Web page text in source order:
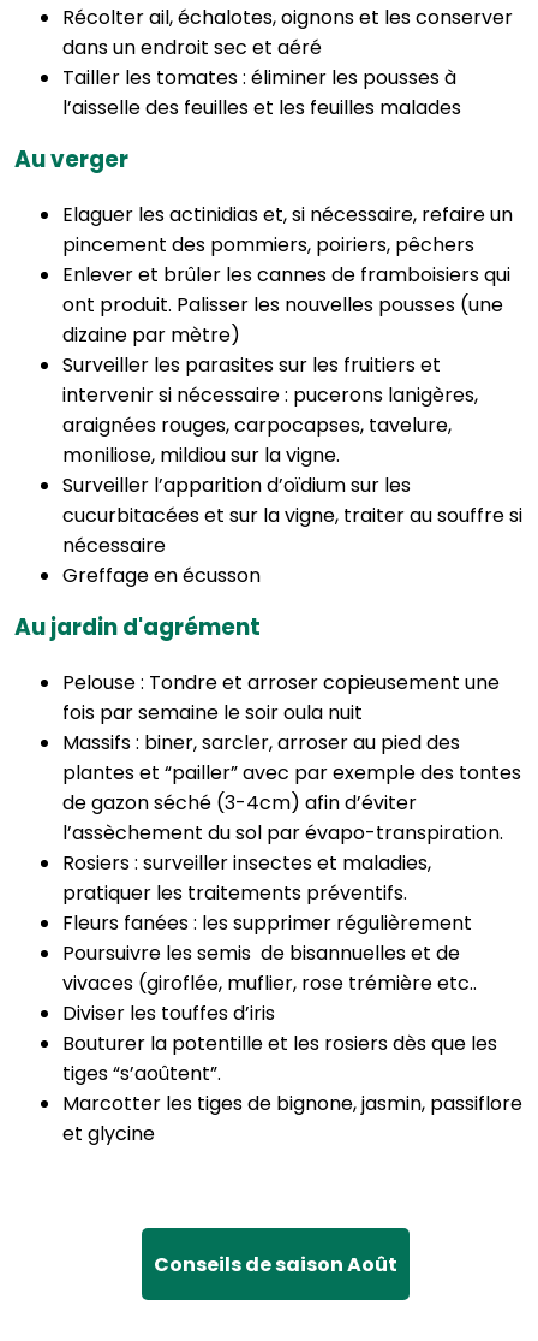
Récolter ail, échalotes, oignons et les conserver
dans un endroit sec et aéré
Tailler les tomates : éliminer les pousses à
l’aisselle des feuilles et les feuilles malades
Au verger
Elaguer les actinidias et, si nécessaire, refaire un
pincement des pommiers, poiriers, pêchers
Enlever et brûler les cannes de framboisiers qui
ont produit. Palisser les nouvelles pousses (une
dizaine par mètre)
Surveiller les parasites sur les fruitiers et
intervenir si nécessaire : pucerons lanigères,
araignées rouges, carpocapses, tavelure,
moniliose, mildiou sur la vigne.
Surveiller l’apparition d’oïdium sur les
cucurbitacées et sur la vigne, traiter au souffre si
nécessaire
Greffage en écusson
Au jardin d'agrément
Pelouse : Tondre et arroser copieusement une
fois par semaine le soir oula nuit
Massifs : biner, sarcler, arroser au pied des
plantes et “pailler” avec par exemple des tontes
de gazon séché (3-4cm) afin d’éviter
l’assèchement du sol par évapo-transpiration.
Rosiers : surveiller insectes et maladies,
pratiquer les traitements préventifs.
Fleurs fanées : les supprimer régulièrement
Poursuivre les semis de bisannuelles et de
vivaces (giroflée, muflier, rose trémière etc..
Diviser les touffes d’iris
Bouturer la potentille et les rosiers dès que les
tiges “s’aoûtent”.
Marcotter les tiges de bignone, jasmin, passiflore
et glycine
Conseils de saison Août